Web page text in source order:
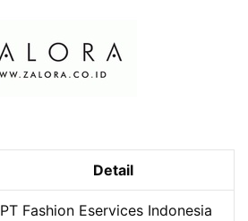
Detail
PT Fashion Eservices Indonesia